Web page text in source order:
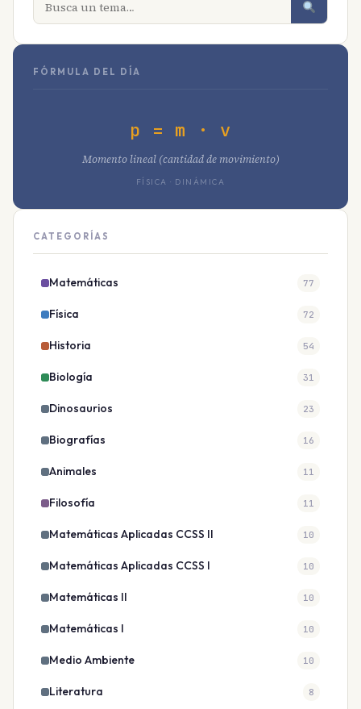
FÓRMULA DEL DÍA
p = m · v
Momento lineal (cantidad de movimiento)
FÍSICA · DINÁMICA
CATEGORÍAS
Matemáticas 77
Física 72
Historia 54
Biología 31
Dinosaurios 23
Biografías 16
Animales 11
Filosofía 11
Matemáticas Aplicadas CCSS II 10
Matemáticas Aplicadas CCSS I 10
Matemáticas II 10
Matemáticas I 10
Medio Ambiente 10
Literatura 8